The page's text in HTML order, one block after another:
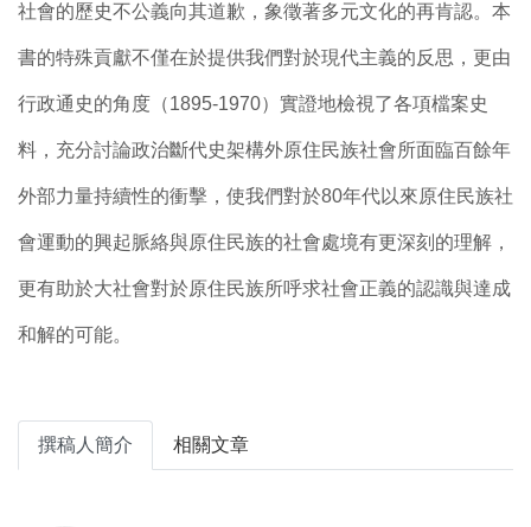
社會的歷史不公義向其道歉，象徵著多元文化的再肯認。本
書的特殊貢獻不僅在於提供我們對於現代主義的反思，更由
行政通史的角度（1895-1970）實證地檢視了各項檔案史
料，充分討論政治斷代史架構外原住民族社會所面臨百餘年
外部力量持續性的衝擊，使我們對於80年代以來原住民族社
會運動的興起脈絡與原住民族的社會處境有更深刻的理解，
更有助於大社會對於原住民族所呼求社會正義的認識與達成
和解的可能。
撰稿人簡介 相關文章